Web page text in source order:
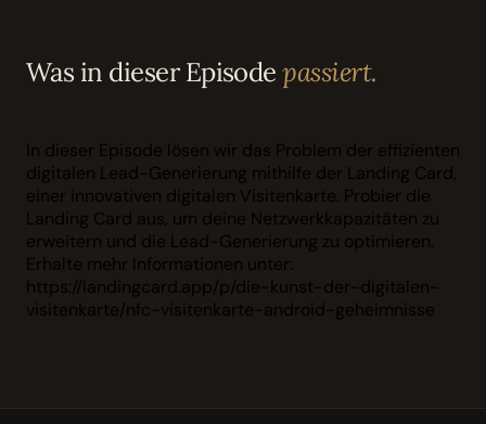
Was in dieser Episodepassiert.
In dieser Episode lösen wir das Problem der effizienten
digitalen Lead-Generierung mithilfe der Landing Card,
einer innovativen digitalen Visitenkarte. Probier die
Landing Card aus, um deine Netzwerkkapazitäten zu
erweitern und die Lead-Generierung zu optimieren.
Erhalte mehr Informationen unter:
https://landingcard.app/p/die-kunst-der-digitalen-
visitenkarte/nfc-visitenkarte-android-geheimnisse